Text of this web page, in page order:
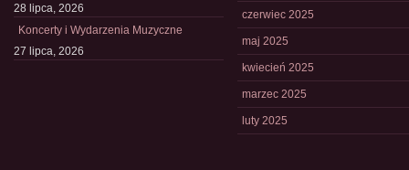
28 lipca, 2026
Koncerty i Wydarzenia Muzyczne
27 lipca, 2026
czerwiec 2025
maj 2025
kwiecień 2025
marzec 2025
luty 2025